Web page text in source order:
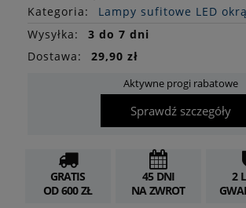
Kategoria:
Lampy sufitowe LED
Wysyłka:
3 do 7 dni
Dostawa:
29,90 zł
Aktywne progi rabatowe
Sprawdź szczegóły
GRATIS
OD 600 ZŁ
45 DNI
NA ZWROT
2